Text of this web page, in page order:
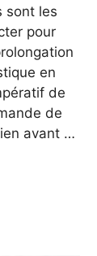
sont les
pour
en
de
de
avant …